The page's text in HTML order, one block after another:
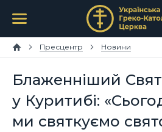
Пресцентр Новини
Блаженніший
у Куритибі:
ми святкуємо